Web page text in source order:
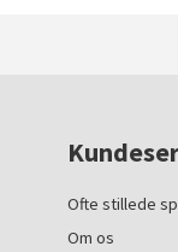
Ofte stillede
Om os